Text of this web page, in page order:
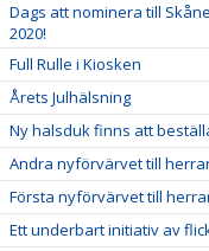
Dags att nominera till
2020!
Full Rulle i Kiosken
Årets Julhälsning
Ny halsduk finns att
Andra nyförvärvet till
Första nyförvärvet till
Ett underbart initiativ av